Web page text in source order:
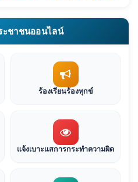
ะชาชนออนไลน์
ร้องเรียนร้องทุกข์
แจ้งเบาะแสการกระทำความผิด